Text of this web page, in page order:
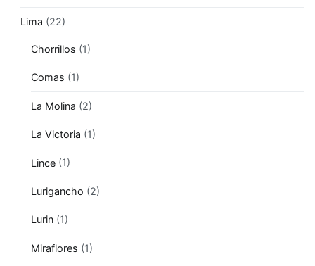
Lima (22)
Chorrillos (1)
Comas (1)
La Molina (2)
La Victoria (1)
Lince(1)
Lurigancho (2)
Lurin(1)
Miraflores (1)